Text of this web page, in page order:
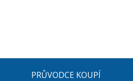
PRŮVODCE KOUPÍ